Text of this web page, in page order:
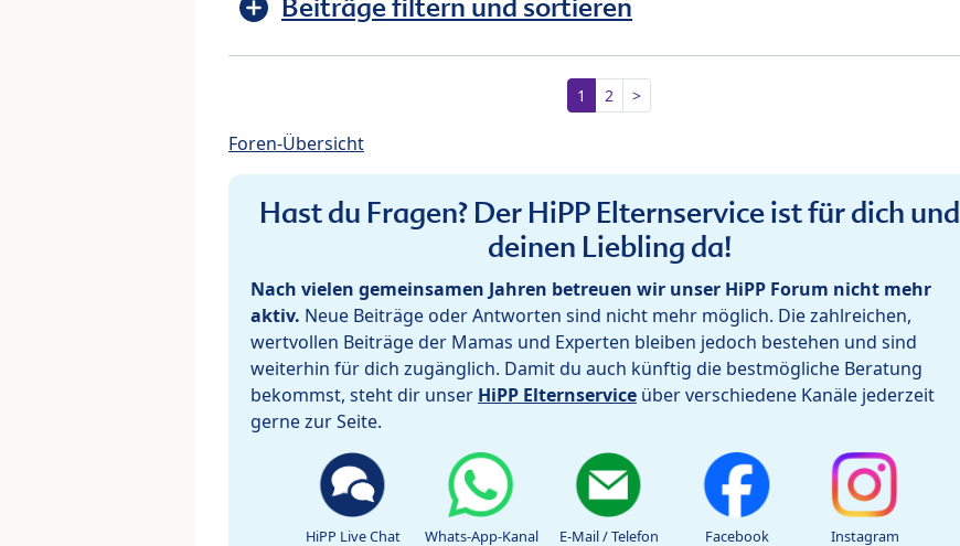
Beiträge filtern und sortieren
1 2 >
Foren-Übersicht
Hast du Fragen? Der HiPP Elternservice ist für dich und
deinen Liebling da!
Nach vielen gemeinsamen Jahren betreuen wir unser HiPP Forum nicht mehr
aktiv. Neue Beiträge oder Antworten sind nicht mehr möglich. Die zahlreichen,
wertvollen Beiträge der Mamas und Experten bleiben jedoch bestehen und sind
weiterhin für dich zugänglich. Damit du auch künftig die bestmögliche Beratung
bekommst, steht dir unser HiPP Elternservice über verschiedene Kanäle jederzeit
gerne zur Seite.
HiPP Live Chat Whats-App-Kanal E-Mail / Telefon Facebook Instagram